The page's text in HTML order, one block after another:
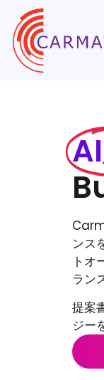
ンス
トオ
ラン
提案
ジー